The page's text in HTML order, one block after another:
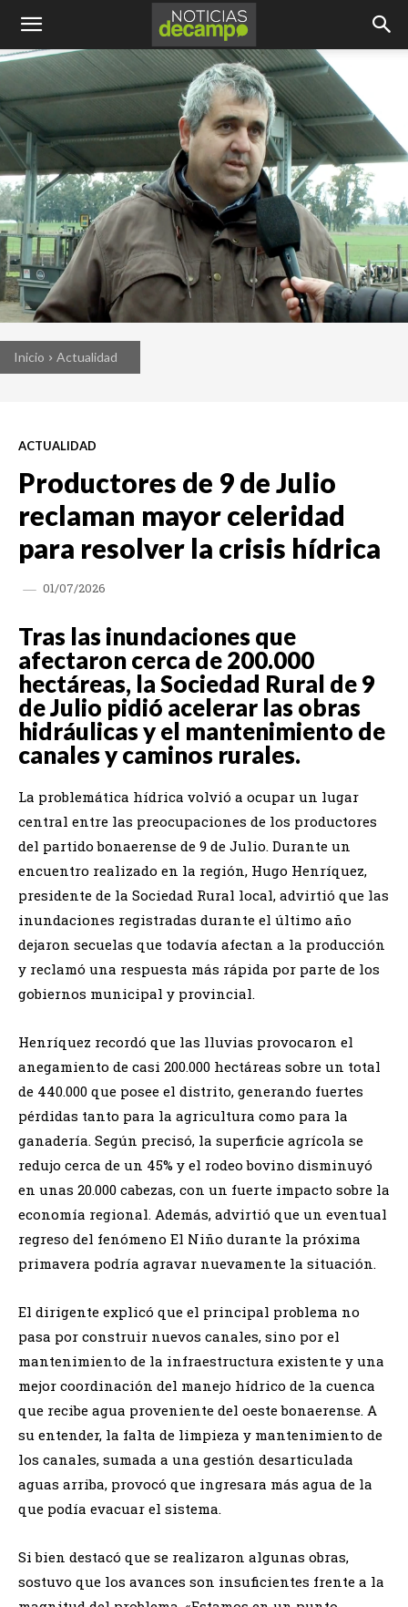
Inicio Actualidad
ACTUALIDAD
Productores de 9 de Julio
reclaman mayor celeridad
para resolver la crisis hídrica
01/07/2026
Tras las inundaciones que
afectaron cerca de 200.000
hectáreas, la Sociedad Rural de 9
de Julio pidió acelerar las obras
hidráulicas y el mantenimiento de
canales y caminos rurales.
La problemática hídrica volvió a ocupar un lugar
central entre las preocupaciones de los productores
del partido bonaerense de 9 de Julio. Durante un
encuentro realizado en la región, Hugo Henríquez,
presidente de la Sociedad Rural local, advirtió que las
inundaciones registradas durante el último año
dejaron secuelas que todavía afectan a la producción
y reclamó una respuesta más rápida por parte de los
gobiernos municipal y provincial.
Henríquez recordó que las lluvias provocaron el
anegamiento de casi 200.000 hectáreas sobre un total
de 440.000 que posee el distrito, generando fuertes
pérdidas tanto para la agricultura como para la
ganadería. Según precisó, la superficie agrícola se
redujo cerca de un 45% y el rodeo bovino disminuyó
en unas 20.000 cabezas, con un fuerte impacto sobre la
economía regional. Además, advirtió que un eventual
regreso del fenómeno El Niño durante la próxima
primavera podría agravar nuevamente la situación.
El dirigente explicó que el principal problema no
pasa por construir nuevos canales, sino por el
mantenimiento de la infraestructura existente y una
mejor coordinación del manejo hídrico de la cuenca
que recibe agua proveniente del oeste bonaerense. A
su entender, la falta de limpieza y mantenimiento de
los canales, sumada a una gestión desarticulada
aguas arriba, provocó que ingresara más agua de la
que podía evacuar el sistema.
Si bien destacó que se realizaron algunas obras,
sostuvo que los avances son insuficientes frente a la